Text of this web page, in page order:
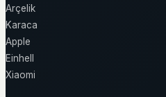
Arçelik
Karaca
Apple
Einhell
Xiaomi